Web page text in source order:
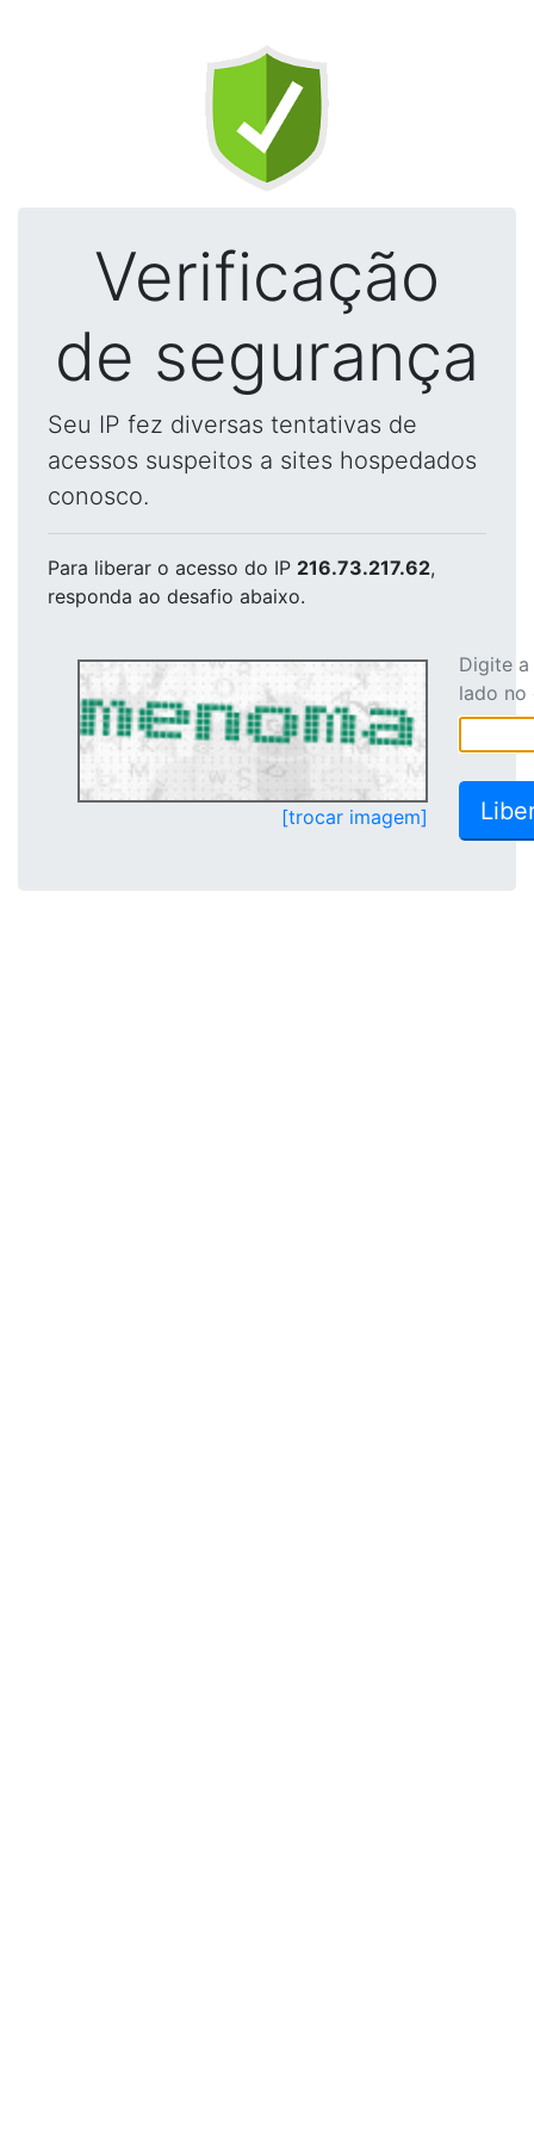
Verificação
de segurança
Seu IP fez diversas tentativas de
acessos suspeitos a sites hospedados
conosco.
Para liberar o acesso do IP 216.73.217.62,
responda ao desafio abaixo.
[trocar imagem]
Digite
lado no